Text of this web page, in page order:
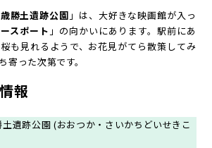
勝土遺跡公園 」は、大好きな映画館が入っ
スポート 」の向かいにあります。駅前にあ
も見れるようで、お花見がてら散策してみ
寄った次第です。
報
遺跡公園 (おおつか・さいかちどいせきこ